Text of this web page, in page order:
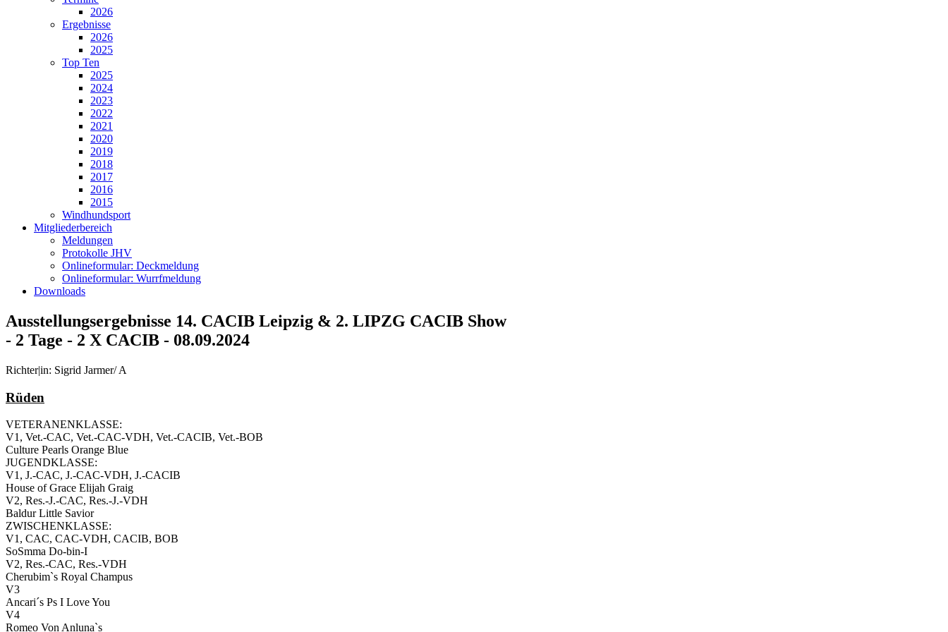
2026
Ergebnisse
2026
2025
Top Ten
2025
2024
2023
2022
2021
2020
2019
2018
2017
2016
2015
Windhundsport
Mitgliederbereich
Meldungen
Protokolle JHV
Onlineformular: Deckmeldung
Onlineformular: Wurrfmeldung
Downloads
Ausstellungsergebnisse 14. CACIB Leipzig & 2. LIPZG CACIB Show
- 2 Tage - 2 X CACIB - 08.09.2024
Richter|in: Sigrid Jarmer/ A
Rüden
VETERANENKLASSE:
V1, Vet.-CAC, Vet.-CAC-VDH, Vet.-CACIB, Vet.-BOB
Culture Pearls Orange Blue
JUGENDKLASSE:
V1, J.-CAC, J.-CAC-VDH, J.-CACIB
House of Grace Elijah Graig
V2, Res.-J.-CAC, Res.-J.-VDH
Baldur Little Savior
ZWISCHENKLASSE:
V1, CAC, CAC-VDH, CACIB, BOB
SoSmma Do-bin-I
V2, Res.-CAC, Res.-VDH
Cherubim`s Royal Champus
V3
Ancari´s Ps I Love You
V4
Romeo Von Anluna`s